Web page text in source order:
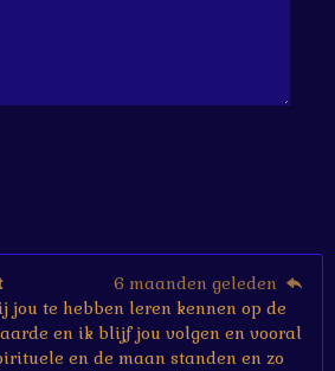
6 maanden geleden
jou te hebben leren kennen op de
en ik blijf jou volgen en vooral
en de maan standen en zo